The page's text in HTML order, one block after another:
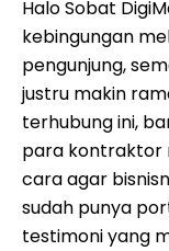
Halo Sobat
kebingungan
pengunjung,
justru makin
terhubung ini,
para kontraktor
cara agar
sudah punya
testimoni yang